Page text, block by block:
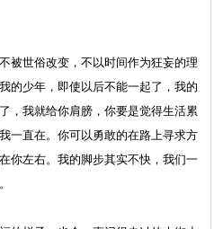
世俗改变，不以时间作为狂妄的理
的少年，即使以后不能一起了，我的
，我就给你肩膀，你要是觉得生活累
一直在。你可以勇敢的在路上寻求方
你左右。我的脚步其实不快，我们一